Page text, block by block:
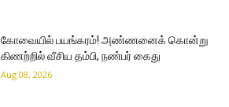
கோவையில் பயங்கரம்! அண்ணனைக் கொன்று
கிணற்றில் வீசிய தம்பி, நண்பர் கைது
Aug 08, 2026